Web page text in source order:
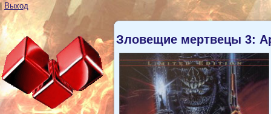
Выход
Зловещие мертвецы 3: